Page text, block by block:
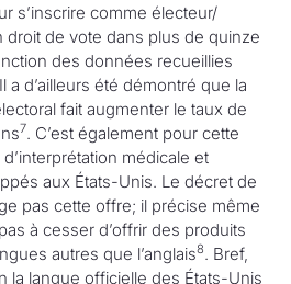
s’inscrire comme électeur/
de vote dans plus de quinze
des données recueillies
a d’ailleurs été démontré que la
fait augmenter le taux de
7. C’est également pour cette
médicale et
aux États-Unis. Le décret de
pas cette offre; il précise même
à cesser d’offrir des produits
autres que l’anglais8. Bref,
la langue officielle des États-Unis